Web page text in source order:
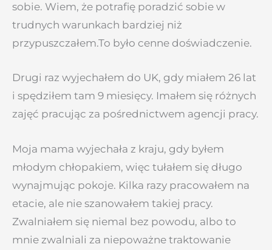
sobie. Wiem, że potrafię poradzić sobie w
trudnych warunkach bardziej niż
przypuszczałem.To było cenne doświadczenie.
Drugi raz wyjechałem do UK, gdy miałem 26 lat
i spędziłem tam 9 miesięcy. Imałem się różnych
zajęć pracując za pośrednictwem agencji pracy.
Moja mama wyjechała z kraju, gdy byłem
młodym chłopakiem, więc tułałem się długo
wynajmując pokoje. Kilka razy pracowałem na
etacie, ale nie szanowałem takiej pracy.
Zwalniałem się niemal bez powodu, albo to
mnie zwalniali za niepoważne traktowanie